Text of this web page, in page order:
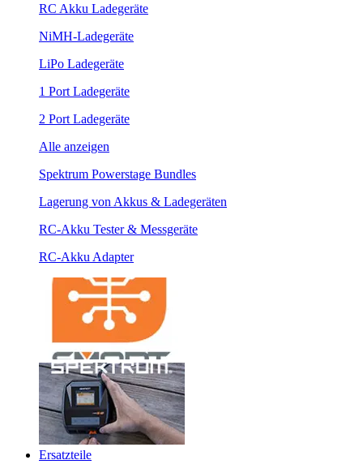
RC Akku Ladegeräte
NiMH-Ladegeräte
LiPo Ladegeräte
1 Port Ladegeräte
2 Port Ladegeräte
Alle anzeigen
Spektrum Powerstage Bundles
Lagerung von Akkus & Ladegeräten
RC-Akku Tester & Messgeräte
RC-Akku Adapter
Ersatzteile